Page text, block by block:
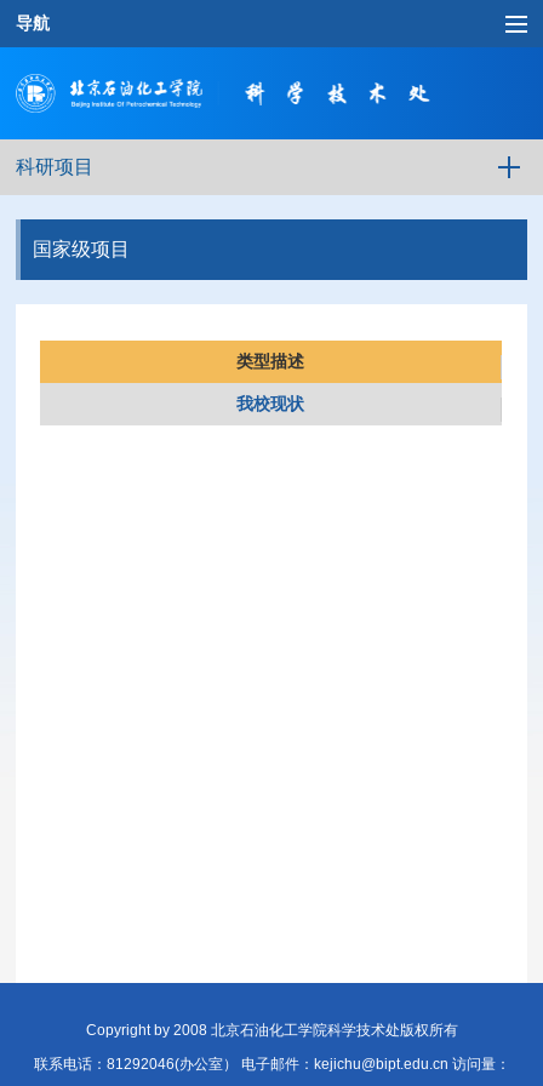
导航
科研项目
国家级项目
类型描述
我校现状
Copyright by 2008 北京石油化工学院科学技术处版权所有
联系电话：81292046(办公室） 电子邮件：kejichu@bipt.edu.cn 访问量：